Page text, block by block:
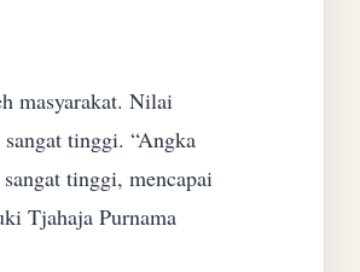
masyarakat. Nilai
tinggi. “Angka
tinggi, mencapai
Tjahaja Purnama